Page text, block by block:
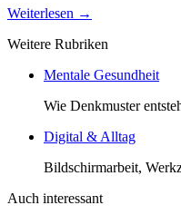
Weiterlesen →
Weitere Rubriken
Mentale Gesundheit
Wie Denkmuster
Digital & Alltag
Bildschirmarbeit,
Auch interessant